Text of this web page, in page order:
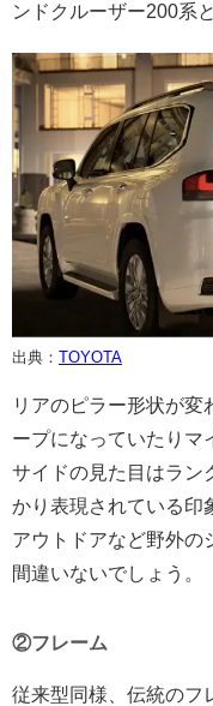
ンドクルーザー200系
出典： TOYOTA
リアのピラー形状が変
ープになっていたりマ
サイドの見た目はラン
かり表現されている印
アウトドアなど野外の
間違いないでしょう。
②フレーム
従来型同様、伝統のフ